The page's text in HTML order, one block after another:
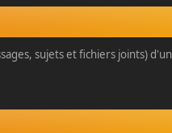
sujets et fichiers joints)